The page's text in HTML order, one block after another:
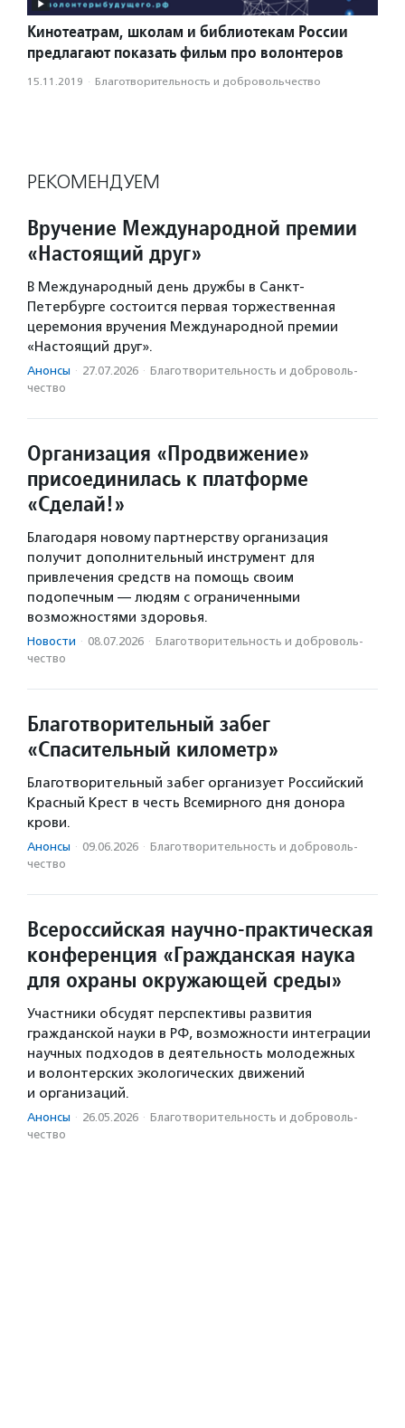
Кинотеатрам, школам и библиотекам России
предлагают показать фильм про волонтеров
15.11.2019 · Благотвори­тель­ность и доброволь­чест­во
РЕКОМЕНДУЕМ
Вручение Международной премии
«Настоящий друг»
В Международный день дружбы в Санкт-
Петербурге состоится первая торжественная
церемония вручения Международной премии
«Настоящий друг».
Анонсы · 27.07.2026 · Благотвори­тель­ность и доброволь­
чест­во
Организация «Продвижение»
присоединилась к платформе
«Сделай!»
Благодаря новому партнерству организация
получит дополнительный инструмент для
привлечения средств на помощь своим
подопечным — людям с ограниченными
возможностями здоровья.
Новости · 08.07.2026 · Благотвори­тель­ность и доброволь­
чест­во
Благотворительный забег
«Спасительный километр»
Благотворительный забег организует Российский
Красный Крест в честь Всемирного дня донора
крови.
Анонсы · 09.06.2026 · Благотвори­тель­ность и доброволь­
чест­во
Всероссийская научно-практическая
конференция «Гражданская наука
для охраны окружающей среды»
Участники обсудят перспективы развития
гражданской науки в РФ, возможности интеграции
научных подходов в деятельность молодежных
и волонтерских экологических движений
и организаций.
Анонсы · 26.05.2026 · Благотвори­тель­ность и доброволь­
чест­во